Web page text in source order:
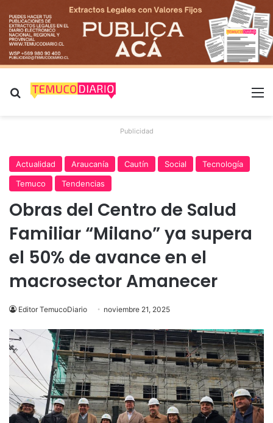
Buscar por
Publicidad
Actualidad Araucanía Cautín Social
Tecnología
Temuco
Tendencias
Obras del Centro de Salud
Familiar “Milano” ya supera
el 50% de avance en el
macrosector Amanecer
Editor TemucoDiario noviembre 21, 2025